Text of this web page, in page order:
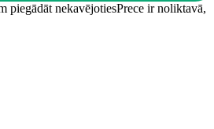
piegādāt nekavējotiesPrece ir noliktavā,